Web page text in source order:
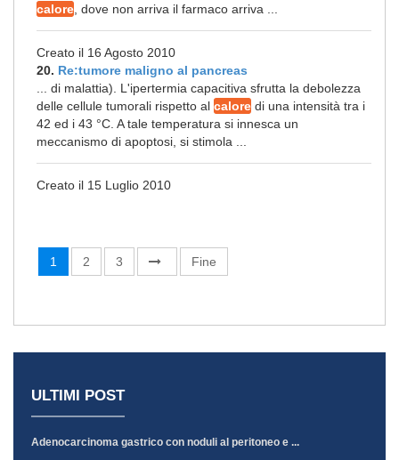
calore , dove non arriva il farmaco arriva ...
Creato il 16 Agosto 2010
20. Re:tumore maligno al pancreas
... di malattia). L'ipertermia capacitiva sfrutta la debolezza
delle cellule tumorali rispetto al calore di una intensità tra i
42 ed i 43 °C. A tale temperatura si innesca un
meccanismo di apoptosi, si stimola ...
Creato il 15 Luglio 2010
1 2 3 Fine
ULTIMI POST
Adenocarcinoma gastrico con noduli al peritoneo e ...